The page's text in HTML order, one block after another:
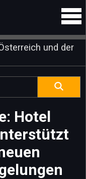
und der
Hotel